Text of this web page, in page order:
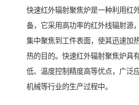
快速红外辐射聚焦炉是一种利用红
备，它采用高功率的红外线辐射源
集中聚焦到工件表面，使其迅速加
热的目的。快速红外辐射聚焦炉具
低、温度控制精度高等优点，广泛
机械等行业的生产过程中。